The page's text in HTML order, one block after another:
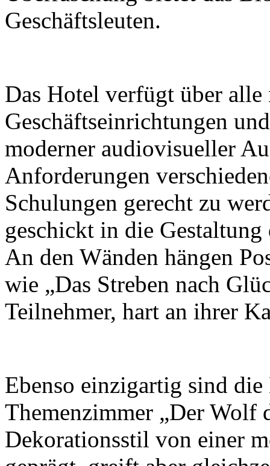
Geschäftsleuten.
Das Hotel verfügt über alle
Geschäftseinrichtungen
moderner audiovisueller
Anforderungen
Schulungen gerecht zu
geschickt in die
An den Wänden hängen
wie „Das Streben nach
Teilnehmer, hart an ihrer
Ebenso einzigartig sind
Themenzimmer „Der Wolf
Dekorationsstil von einer